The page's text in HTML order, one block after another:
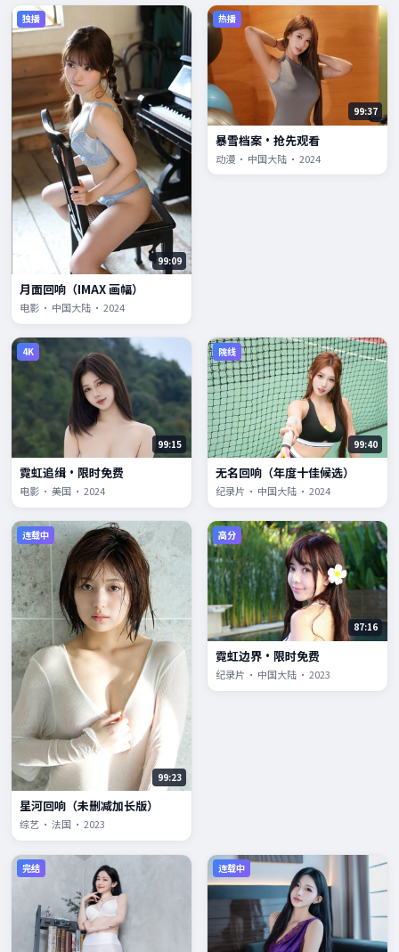
独播
99:09
月面回响（IMAX 画幅）
电影 · 中国大陆 · 2024
热播
99:37
暴雪档案·抢先观看
动漫 · 中国大陆 · 2024
4K
99:15
霓虹追缉·限时免费
电影 · 美国 · 2024
院线
99:40
无名回响（年度十佳候选）
纪录片 · 中国大陆 · 2024
连载中
99:23
星河回响（未删减加长版）
综艺 · 法国 · 2023
高分
87:16
霓虹边界·限时免费
纪录片 · 中国大陆 · 2023
完结 连载中